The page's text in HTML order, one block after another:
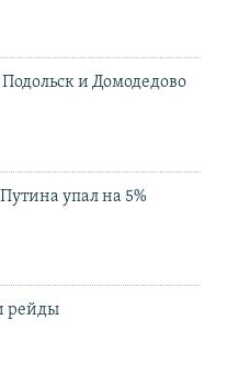
и Домодедово
упал на 5%
рейды